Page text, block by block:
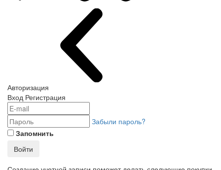
Авторизация
Вход Регистрация
Забыли пароль?
Запомнить
Войти